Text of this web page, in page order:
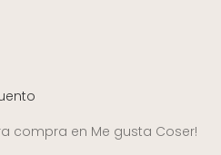
compra en Me gusta Coser!